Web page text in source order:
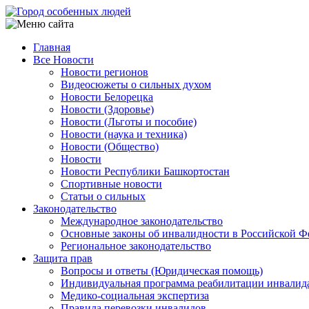
Перейти
к
содержанию
Main
navigation
Главная
Все Новости
Новости регионов
Видеосюжеты о сильных духом
Новости Белорецка
Новости (Здоровье)
Новости (Льготы и пособие)
Новости (наука и техника)
Новости (Общество)
Новости
Новости Республики Башкортостан
Спортивные новости
Статьи о сильных
Законодательство
Международное законодательство
Основные законы об инвалидности в Российской
Региональное законодательство
Защита прав
Вопросы и ответы (Юридическая помощь)
Индивидуальная программа реабилитации
Медико-социальная экспертиза